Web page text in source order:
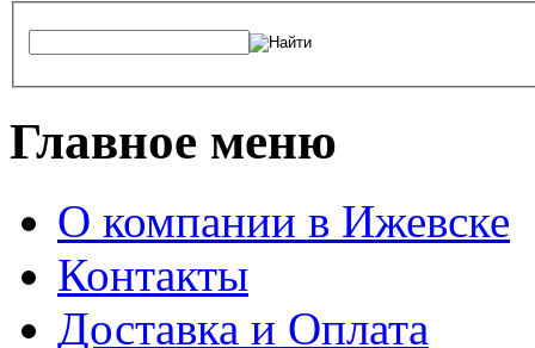
Главное меню
О компании в Ижевске
Контакты
Доставка и Оплата